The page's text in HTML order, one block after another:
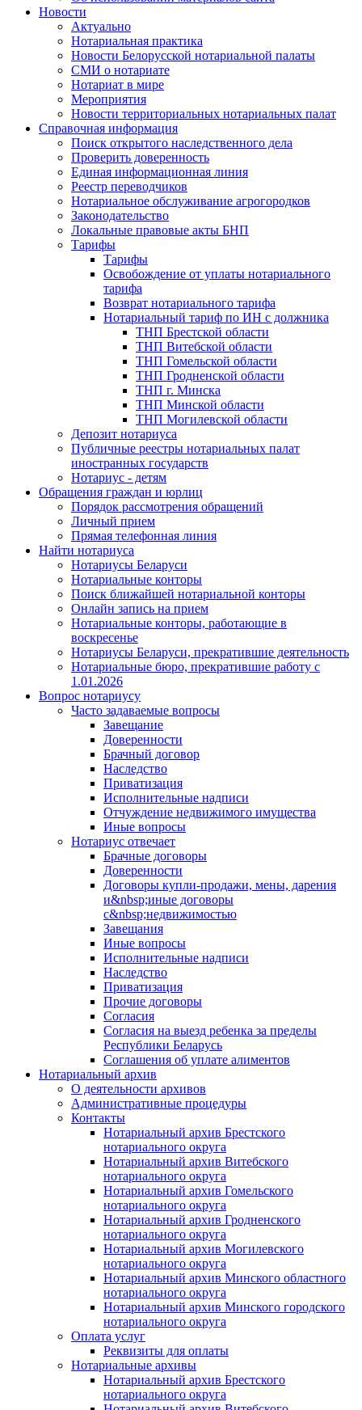
Новости
Актуально
Нотариальная практика
Новости Белорусской нотариальной палаты
СМИ о нотариате
Нотариат в мире
Мероприятия
Новости территориальных нотариальных палат
Справочная информация
Поиск открытого наследственного дела
Проверить доверенность
Единая информационная линия
Реестр переводчиков
Нотариальное обслуживание агрогородков
Законодательство
Локальные правовые акты БНП
Тарифы
Тарифы
Освобождение от уплаты нотариального
тарифа
Возврат нотариального тарифа
Нотариальный тариф по ИН с должника
ТНП Брестской области
ТНП Витебской области
ТНП Гомельской области
ТНП Гродненской области
ТНП г. Минска
ТНП Минской области
ТНП Могилевской области
Депозит нотариуса
Публичные реестры нотариальных палат
иностранных государств
Нотариус - детям
Обращения граждан и юрлиц
Порядок рассмотрения обращений
Личный прием
Прямая телефонная линия
Найти нотариуса
Нотариусы Беларуси
Нотариальные конторы
Поиск ближайшей нотариальной конторы
Онлайн запись на прием
Нотариальные конторы, работающие в
воскресенье
Нотариусы Беларуси, прекратившие деятельность
Нотариальные бюро, прекратившие работу с
1.01.2026
Вопрос нотариусу
Часто задаваемые вопросы
Завещание
Доверенности
Брачный договор
Наследство
Приватизация
Исполнительные надписи
Отчуждение недвижимого имущества
Иные вопросы
Нотариус отвечает
Брачные договоры
Доверенности
Договоры купли-продажи, мены, дарения
и&nbsp;иные договоры
с&nbsp;недвижимостью
Завещания
Иные вопросы
Исполнительные надписи
Наследство
Приватизация
Прочие договоры
Согласия
Согласия на выезд ребенка за пределы
Республики Беларусь
Соглашения об уплате алиментов
Нотариальный архив
О деятельности архивов
Административные процедуры
Контакты
Нотариальный архив Брестского
нотариального округа
Нотариальный архив Витебского
нотариального округа
Нотариальный архив Гомельского
нотариального округа
Нотариальный архив Гродненского
нотариального округа
Нотариальный архив Могилевского
нотариального округа
Нотариальный архив Минского областного
нотариального округа
Нотариальный архив Минского городского
нотариального округа
Оплата услуг
Реквизиты для оплаты
Нотариальные архивы
Нотариальный архив Брестского
нотариального округа